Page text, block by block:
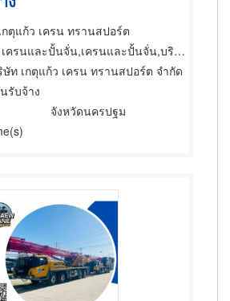
ตุแก้ว เครน ทรานสปอร์ต
ครนและปั้นจั่น,เครนและปั้นจั่น,บริการติดตั้งและโยกย้ายเครื่องจักรกล
ษัท เกตุแก้ว เครน ทรานสปอร์ต จำกัด
รับจ้าง
จังหวัดนครปฐม